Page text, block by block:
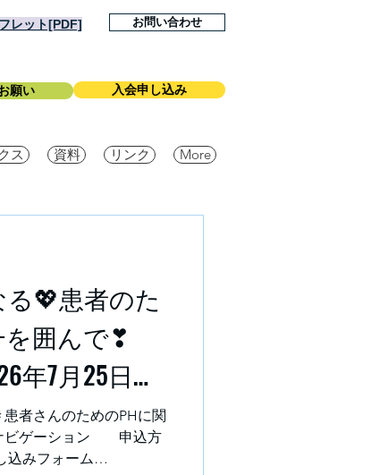
レット[PDF] お問い合わせ
願い 入会申し込み
ス 資料 リンク More
💖患者のた
を囲んで❣
年7月25日
予定
さんのためのPHに関
ビゲーション 申込方
みフォーム